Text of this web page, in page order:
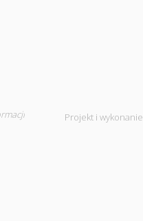
Projekt i wykonanie